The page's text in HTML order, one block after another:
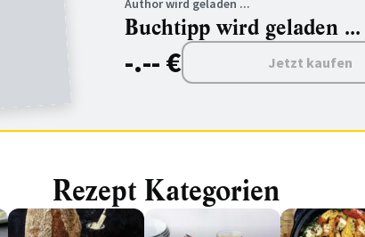
Author wird geladen ...
Buchtipp wird geladen ...
-.-- € Jetzt kaufen
Rezept Kategorien